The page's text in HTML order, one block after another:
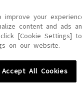
もっと見る
カラオケ最新情報をチェック！
る一切の文章・画像・写真・動
範囲を超えて無断で複製、転
によりご利用いただけない場
、配信内容が変更になる場合が
improve your
content and ads
[Cookie Settings]
on our website.
Accept All Cookies